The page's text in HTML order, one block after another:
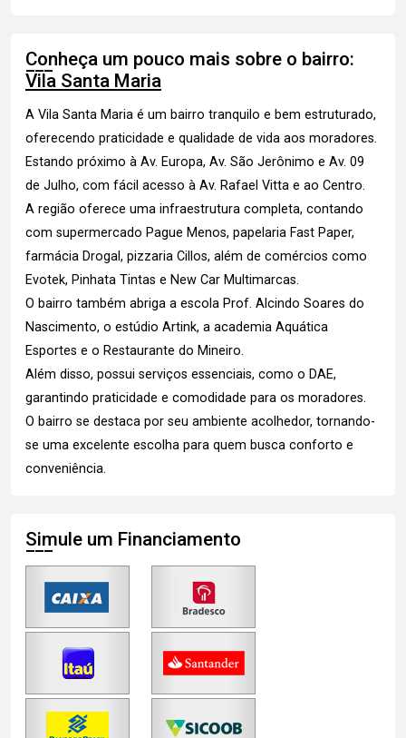
Conheça um pouco mais sobre o bairro:
Vila Santa Maria
A Vila Santa Maria é um bairro tranquilo e bem estruturado,
oferecendo praticidade e qualidade de vida aos moradores.
Estando próximo à Av. Europa, Av. São Jerônimo e Av. 09
de Julho, com fácil acesso à Av. Rafael Vitta e ao Centro.
A região oferece uma infraestrutura completa, contando
com supermercado Pague Menos, papelaria Fast Paper,
farmácia Drogal, pizzaria Cillos, além de comércios como
Evotek, Pinhata Tintas e New Car Multimarcas.
O bairro também abriga a escola Prof. Alcindo Soares do
Nascimento, o estúdio Artink, a academia Aquática
Esportes e o Restaurante do Mineiro.
Além disso, possui serviços essenciais, como o DAE,
garantindo praticidade e comodidade para os moradores.
O bairro se destaca por seu ambiente acolhedor, tornando-
se uma excelente escolha para quem busca conforto e
conveniência.
Simule um Financiamento